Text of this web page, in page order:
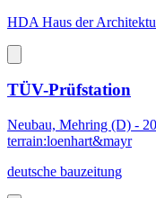
HDA Haus der
TÜV-Prüfstation
Neubau, Mehring (D) -
terrain:loenhart&mayr
deutsche bauzeitung